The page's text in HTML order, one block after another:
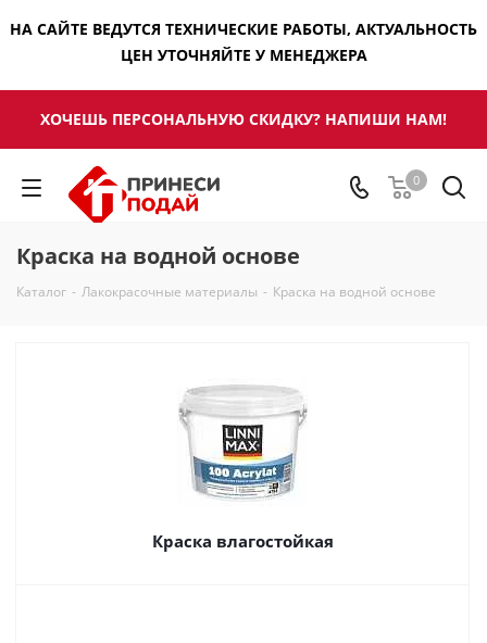
НА САЙТЕ ВЕДУТСЯ ТЕХНИЧЕСКИЕ РАБОТЫ, АКТУАЛЬНОСТЬ
ЦЕН УТОЧНЯЙТЕ У МЕНЕДЖЕРА
ХОЧЕШЬ ПЕРСОНАЛЬНУЮ СКИДКУ? НАПИШИ НАМ!
0
Краска на водной основе
Каталог - Лакокрасочные материалы - Краска на водной основе
Краска влагостойкая